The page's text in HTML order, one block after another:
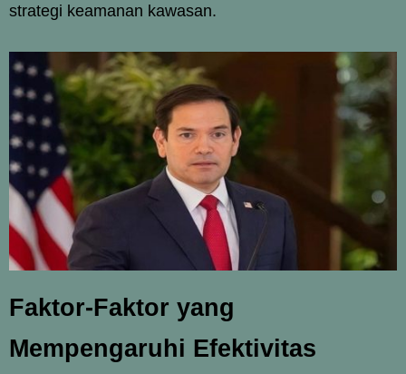
strategi keamanan kawasan.
Faktor-Faktor yang
Mempengaruhi Efektivitas